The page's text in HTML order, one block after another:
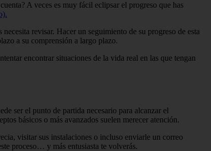
A veces es muy fácil eclipsar el progreso que has
revisar. Hacer un seguimiento de su progreso de esta
a su comprensión a largo plazo.
encontrar situaciones de la vida real en las que tengan
ser el punto de partida necesario para alcanzar el
básicos o más avanzados suelen merecer atención.
visitar sus instalaciones o incluso enviarle un correo
proceso… y más entusiasta te volverás.